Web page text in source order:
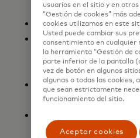
transacciones de
Guía simple de
Guía de
dinámica de
para comercios
Resumen del
suscripción y
recurrentes y
usuarios en el sitio y en
“Gestión de cookies” más
cookies utilizamos en este
Usted puede cambiar sus
consentimiento en cualquier
la herramienta “Gestión de
parte inferior de la pantalla
vez de botón en algunos
algunas o todas las cookies,
que sean estrictamente
funcionamiento del sitio.
Aceptar cookies